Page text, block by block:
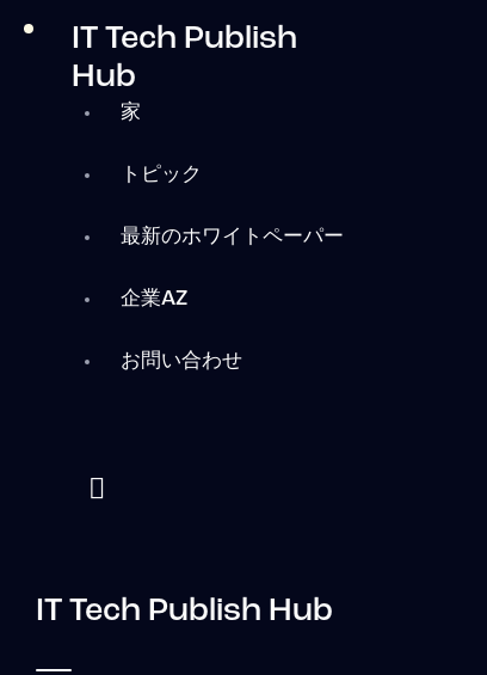
IT Tech Publish
Hub
家
トピック
最新のホワイトペーパー
企業AZ
お問い合わせ
IT Tech Publish Hub